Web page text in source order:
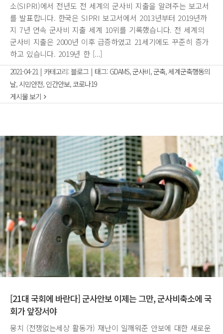
소(SIPRI)에서 전년도 전 세계의 군사비 지출을 알려주는 보고서
를 발표합니다. 한국은 SIPRI 보고서에서 2013년부터 2019년까
지 7년 연속 군사비 지출 세계 10위를 기록했습니다. 전 세계의
군사비 지출은 2000년 이후 급증하였고 21세기에도 꾸준히 증가
하고 있습니다. 2019년 한 [...]
2021-04-21 | 카테고리:블로그 | 태그: GDAMS,군사비,군축,세계군축행동의
날, 시민안전, 인간안보,코로나19
게시물 보기
[21대 국회에 바란다] 군사안보 이제는 그만, 군사비축소에 국
회가 앞장서야
뭉치 (전쟁없는세상 활동가) 재난이 일깨워준 안보에 대한 새로운